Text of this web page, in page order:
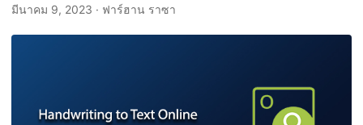
มีนาคม 9, 2023 · ฟาร์ฮาน ราซา